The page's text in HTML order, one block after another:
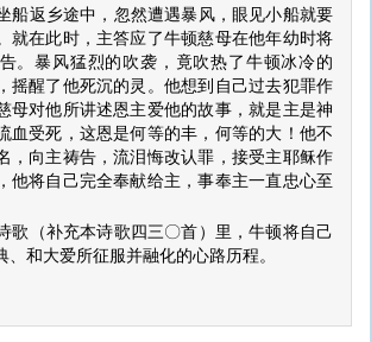
船返乡途中，忽然遭遇暴风，眼见小船就要
就在此时，主答应了牛顿慈母在他年幼时将
。暴风猛烈的吹袭，竟吹热了牛顿冰冷的
摇醒了他死沉的灵。他想到自己过去犯罪作
母对他所讲述恩主爱他的故事，就是主是神
血受死，这恩是何等的丰，何等的大！他不
，向主祷告，流泪悔改认罪，接受主耶稣作
他将自己完全奉献给主，事奉主一直忠心至
歌（补充本诗歌四三〇首）里，牛顿将自己
和大爱所征服并融化的心路历程。